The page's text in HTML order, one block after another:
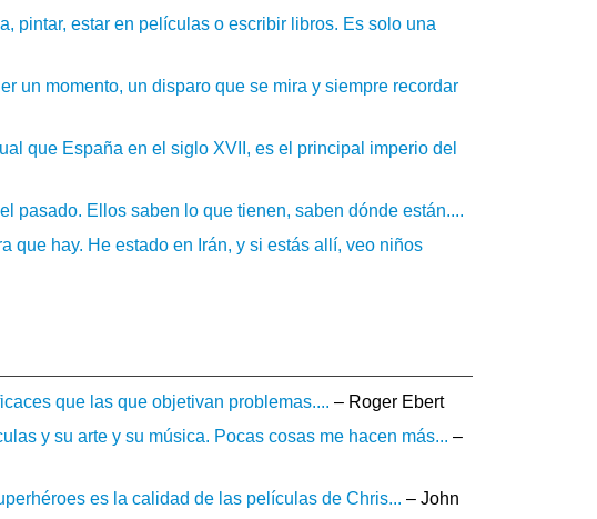
pintar, estar en películas o escribir libros. Es solo una
un momento, un disparo que se mira y siempre recordar
que España en el siglo XVII, es el principal imperio del
pasado. Ellos saben lo que tienen, saben dónde están....
que hay. He estado en Irán, y si estás allí, veo niños
que las que objetivan problemas.... – Roger Ebert
y su arte y su música. Pocas cosas me hacen más... –
es la calidad de las películas de Chris... – John